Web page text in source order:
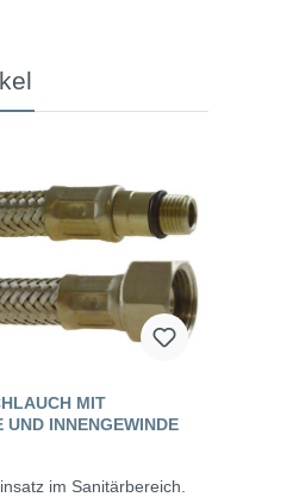
MIT
UND INNENGEWINDE
im Sanitärbereich.